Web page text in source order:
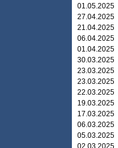
01.05.2025
27.04.2025
21.04.2025
06.04.2025
01.04.2025
30.03.2025
23.03.2025
23.03.2025
22.03.2025
19.03.2025
17.03.2025
06.03.2025
05.03.2025
02.03.2025